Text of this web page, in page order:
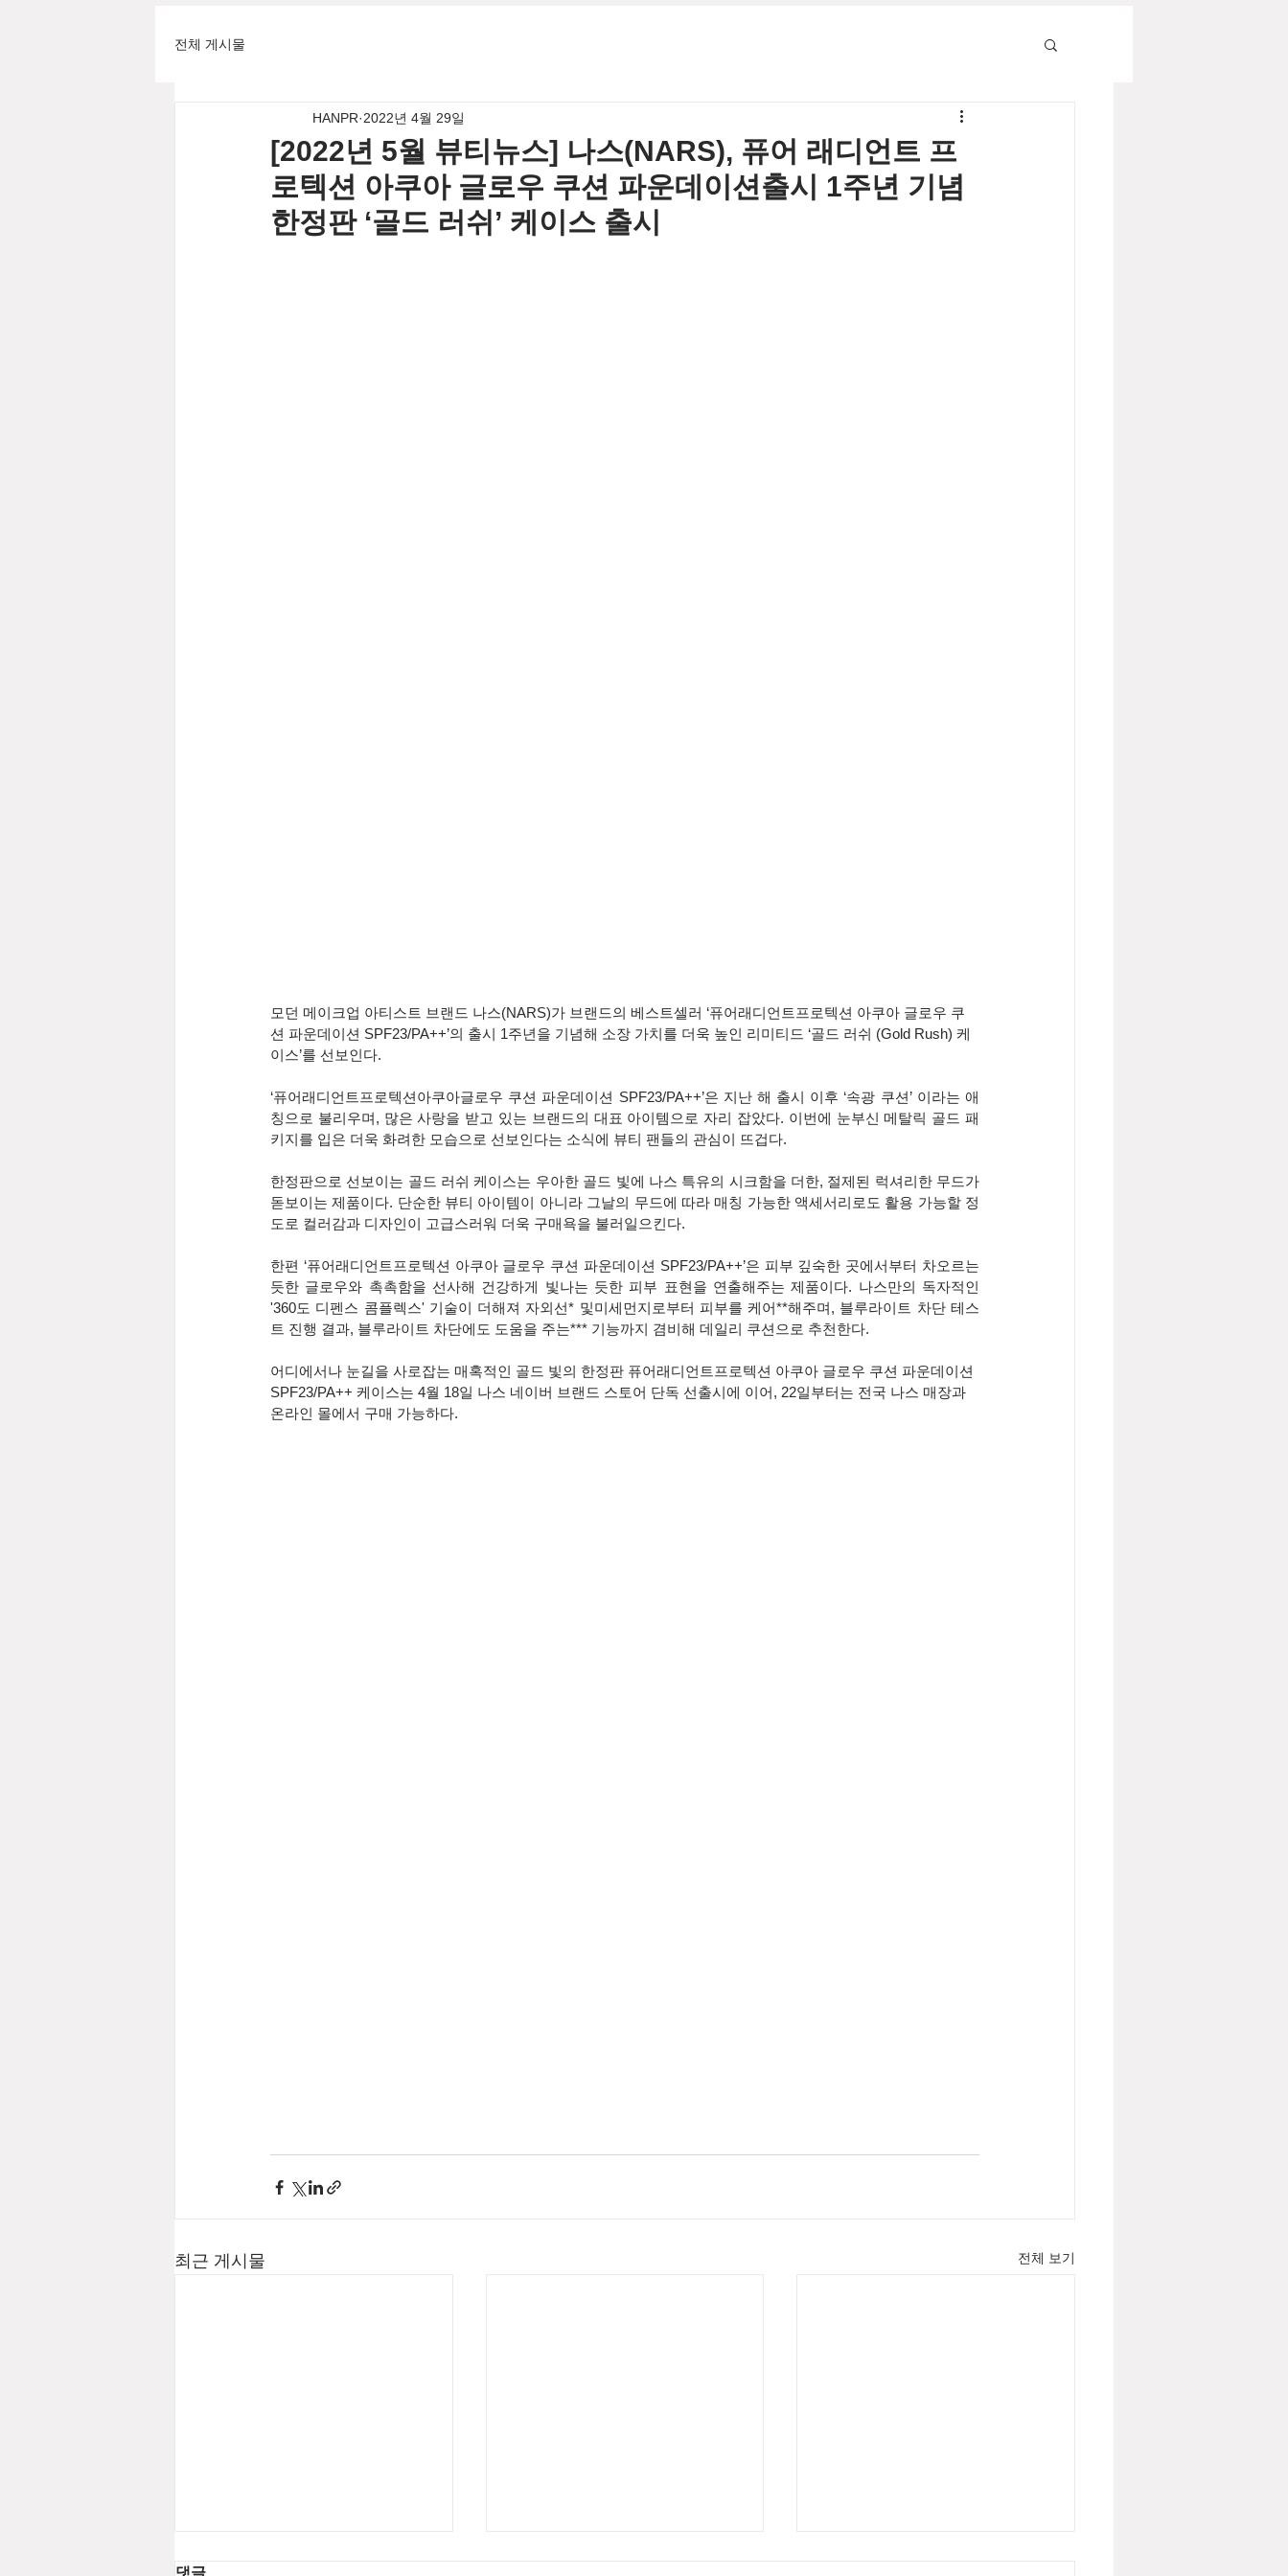
전체 게시물
[2022년 5월 뷰티뉴스] 나스(NARS), 퓨어 래디언트 프
로텍션 아쿠아 글로우 쿠션 파운데이션출시 1주년 기념
한정판 ‘골드 러쉬’ 케이스 출시
HANPR 2022년 4월 29일
모던 메이크업 아티스트 브랜드 나스(NARS)가 브랜드의 베스트셀러 ‘퓨어래디언트프로텍션 아쿠아 글로우 쿠
션 파운데이션 SPF23/PA++’의 출시 1주년을 기념해 소장 가치를 더욱 높인 리미티드 ‘골드 러쉬 (Gold Rush) 케
이스’를 선보인다.
‘퓨어래디언트프로텍션아쿠아글로우 쿠션 파운데이션 SPF23/PA++’은 지난 해 출시 이후 ‘속광 쿠션’ 이라는 애
칭으로 불리우며, 많은 사랑을 받고 있는 브랜드의 대표 아이템으로 자리 잡았다. 이번에 눈부신 메탈릭 골드 패
키지를 입은 더욱 화려한 모습으로 선보인다는 소식에 뷰티 팬들의 관심이 뜨겁다.
한정판으로 선보이는 골드 러쉬 케이스는 우아한 골드 빛에 나스 특유의 시크함을 더한, 절제된 럭셔리한 무드가
돋보이는 제품이다. 단순한 뷰티 아이템이 아니라 그날의 무드에 따라 매칭 가능한 액세서리로도 활용 가능할 정
도로 컬러감과 디자인이 고급스러워 더욱 구매욕을 불러일으킨다.
한편 ‘퓨어래디언트프로텍션 아쿠아 글로우 쿠션 파운데이션 SPF23/PA++’은 피부 깊숙한 곳에서부터 차오르는
듯한 글로우와 촉촉함을 선사해 건강하게 빛나는 듯한 피부 표현을 연출해주는 제품이다. 나스만의 독자적인
'360도 디펜스 콤플렉스' 기술이 더해져 자외선* 및미세먼지로부터 피부를 케어**해주며, 블루라이트 차단 테스
트 진행 결과, 블루라이트 차단에도 도움을 주는*** 기능까지 겸비해 데일리 쿠션으로 추천한다.
어디에서나 눈길을 사로잡는 매혹적인 골드 빛의 한정판 퓨어래디언트프로텍션 아쿠아 글로우 쿠션 파운데이션
SPF23/PA++ 케이스는 4월 18일 나스 네이버 브랜드 스토어 단독 선출시에 이어, 22일부터는 전국 나스 매장과
온라인 몰에서 구매 가능하다.
최근 게시물 전체 보기
댓글